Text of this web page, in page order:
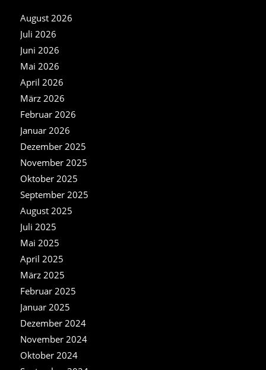
August 2026
Juli 2026
Juni 2026
Mai 2026
April 2026
März 2026
Februar 2026
Januar 2026
Dezember 2025
November 2025
Oktober 2025
September 2025
August 2025
Juli 2025
Mai 2025
April 2025
März 2025
Februar 2025
Januar 2025
Dezember 2024
November 2024
Oktober 2024